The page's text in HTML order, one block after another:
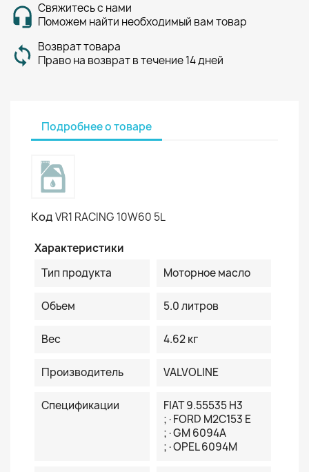
Свяжитесь с нами
Поможем найти необходимый вам товар
Возврат товара
Право на возврат в течение 14 дней
Подробнее о товаре
КодVR1 RACING 10W60 5L
Характеристики
Тип продукта
Моторное масло
Объем 5.0 литров
Вес 4.62 кг
Производитель VALVOLINE
Спецификации
FIAT 9.55535 H3
;·FORD M2C153 E
;·GM 6094A
;·OPEL 6094M